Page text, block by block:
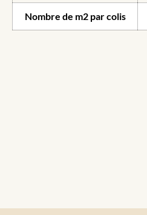
Nombre de m2 par colis